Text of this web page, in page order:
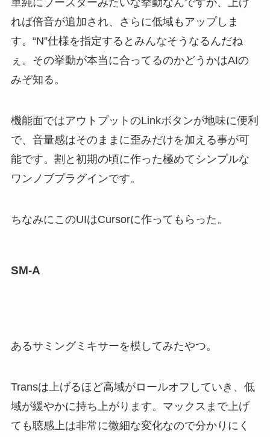
単純にブースターみたいな挙動なんですが、上げ
れば倍音が追加され、さらに低域もアップしま
す。“N”仕様を指定するとみんなそうなるんだね
ぇ。その挙動が本当に合ってるのかどうかはAIの
みぞ知る。
機能面ではアウトプットのLinkボタンが地味に便利
で、音量感はそのままに歪みだけを加える事が可
能です。割と初期の頃に作った極めてシンプルな
ワンノブプラグインです。
ちなみにこのUIはCursorに作ってもらった。
SM-A
あるサミングミキサーを模してみたやつ。
Transは上げるほど高域がロールオフしていき、低
域が緩やかに持ち上がります。マックスまで上げ
ても聴感上は非常に微細な変化なので分かりにく